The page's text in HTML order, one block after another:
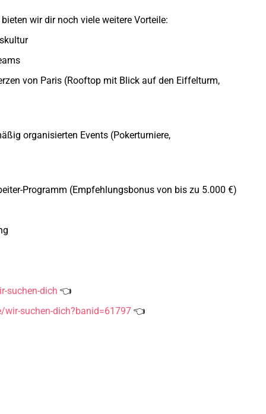
wir dir noch viele weitere Vorteile:
von Paris (Rooftop mit Blick auf den Eiffelturm,
organisierten Events (Pokerturniere,
Programm (Empfehlungsbonus von bis zu 5.000 €)
suchen-dich 👈
suchen-dich?banid=61797 👈